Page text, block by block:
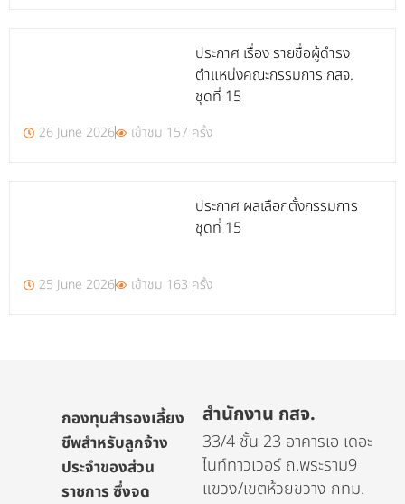
ประกาศ เรื่อง รายชื่อผู้ดำรง
ตำแหน่งคณะกรรมการ กสจ.
ชุดที่ 15
26 June 2026 เข้าชม 157 ครั้ง
ประกาศ ผลเลือกตั้งกรรมการ
ชุดที่ 15
25 June 2026 เข้าชม 163 ครั้ง
กองทุนสำรองเลี้ยง
ชีพสำหรับลูกจ้าง
ประจำของส่วน
ราชการ ซึ่งจด
สำนักงาน กสจ.
33/4 ชั้น 23 อาคารเอ เดอะ
ไนท์ทาวเวอร์ ถ.พระราม9
แขวง/เขตห้วยขวาง กทม.